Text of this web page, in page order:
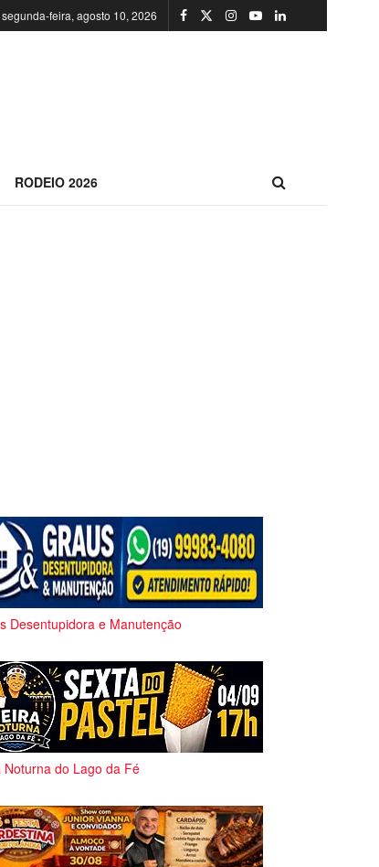
segunda-feira, agosto 10, 2026
RODEIO 2026
Desentupidora e Manutenção
Noturna do Lago da Fé